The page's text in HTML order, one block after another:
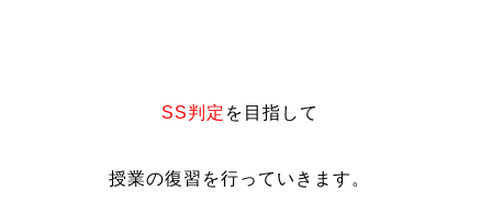
SS判定 を目指して
授業の復習を行っていきます。